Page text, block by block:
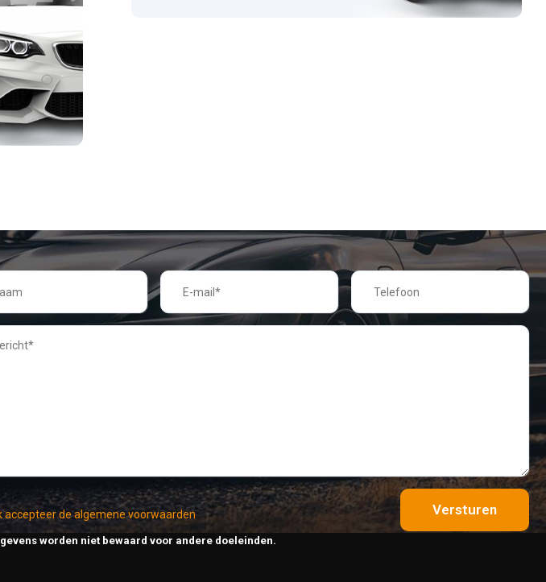
accepteer de algemene voorwaarden Versturen
worden niet bewaard voor andere doeleinden.